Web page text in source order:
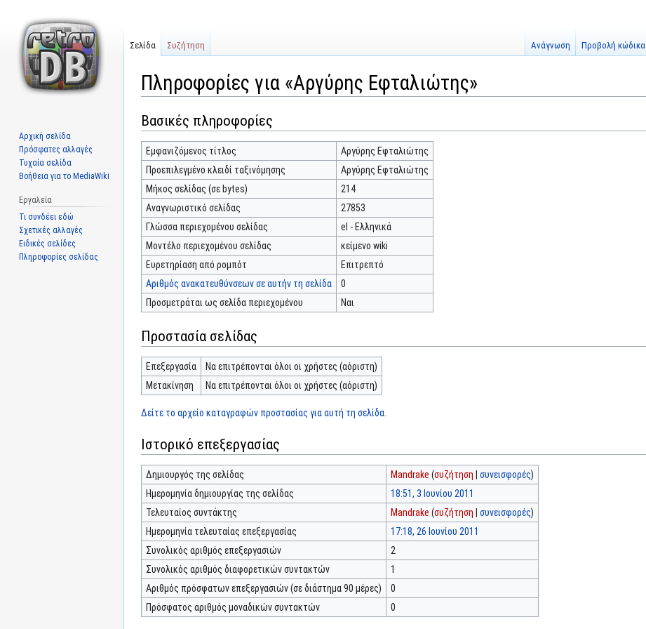
Πληροφορίες για «Αργύρης Εφταλιώτης»
Μετάβαση
στην
πλοήγηση
Πήδηση
στην
αναζήτηση
Βασικές πληροφορίες
Εμφανιζόμενος τίτλος
Αργύρης Εφταλιώτης
Προεπιλεγμένο κλειδί ταξινόμησης
Αργύρης Εφταλιώτης
Μήκος σελίδας (σε bytes)
214
Αναγνωριστικό σελίδας
27853
Γλώσσα περιεχομένου σελίδας
el - Ελληνικά
Μοντέλο περιεχομένου σελίδας
κείμενο wiki
Ευρετηρίαση από ρομπότ
Επιτρεπτό
Αριθμός ανακατευθύνσεων σε αυτήν τη σελίδα
0
Προσμετράται ως σελίδα περιεχομένου
Ναι
Προστασία σελίδας
Επεξεργασία
Να επιτρέπονται όλοι οι χρήστες (αόριστη)
Μετακίνηση
Να επιτρέπονται όλοι οι χρήστες (αόριστη)
Δείτε το αρχείο καταγραφών προστασίας για αυτή τη σελίδα.
Ιστορικό επεξεργασίας
Δημιουργός της σελίδας Mandrake (συζήτηση συνεισφορές)
Ημερομηνία δημιουργίας της σελίδας
18:51, 3 Ιουνίου 2011
Τελευταίος συντάκτης
Mandrake (συζήτηση συνεισφορές)
Ημερομηνία τελευταίας επεξεργασίας
17:18, 26 Ιουνίου 2011
Συνολικός αριθμός επεξεργασιών
2
Συνολικός αριθμός διαφορετικών συντακτών
1
Αριθμός πρόσφατων επεξεργασιών (σε διάστημα 90 μέρες)
0
Πρόσφατος αριθμός μοναδικών συντακτών
0
Σελίδα Συζήτηση Ανάγνωση Προβολή κώδικα
Αρχική σελίδα
Πρόσφατες αλλαγές
Τυχαία σελίδα
Βοήθεια για το MediaWiki
Εργαλεία
Τι συνδέει εδώ
Σχετικές αλλαγές
Ειδικές σελίδες
Πληροφορίες σελίδας